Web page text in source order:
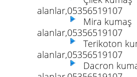
alanlar,05356519107
Mira kumaş
alanlar,05356519107
Terikoton
alanlar,05356519107
Dacron